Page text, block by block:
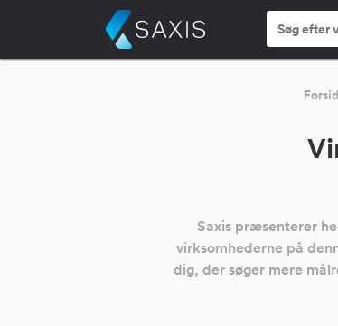
Saxis præsenterer
virksomhederne på
dig, der søger mere